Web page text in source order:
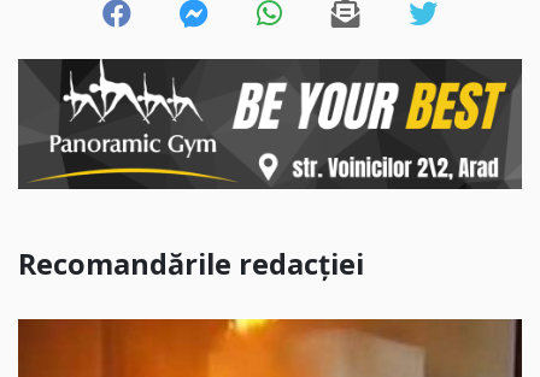
Recomandările redacției